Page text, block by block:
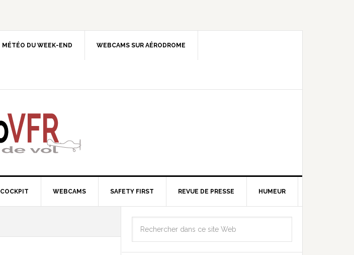
MÉTÉO DU WEEK-END WEBCAMS SUR AÉRODROME
COCKPIT WEBCAMS SAFETY FIRST REVUE DE PRESSE HUMEUR